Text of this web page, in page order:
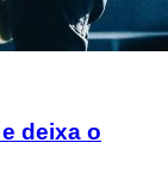
deixa o